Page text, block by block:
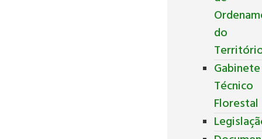
do
Gabinete
Técnico
Florestal